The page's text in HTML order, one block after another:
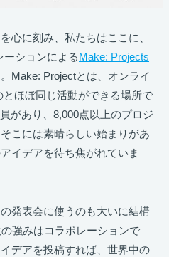
心に刻み、私たちはここに、
ーションによる Make: Projects
Make: Projectとは、オンライ
ほぼ同じ活動ができる場所で
があり、8,000点以上のプロジ
こには素晴らしい始まりがあ
イデアを待ち焦がれていま
発表会に使うのも大いに結構
強みはコラボレーションで
デアを投稿すれば、世界中の